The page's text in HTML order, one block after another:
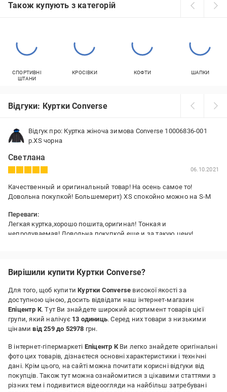
Також купують з категорій
СПОРТИВНІ
ШТАНИ
КРОСІВКИ КОФТИ ШАПКИ
Відгуки: Куртки Converse
Відгук про: Куртка жіноча зимова Converse 10006836-001
р.XS чорна
Светлана
06.10.2021
Качественный и оригинальный товар! На осень самое то!
Довольна покупкой! Большемерит) XS спокойно можно на S-M
Переваги:
Легкая куртка,хорошо пошита,оригинал! Тонкая и
непродуваемая! Довольна покупкой,еще и за такую цену!
Вирішили купити Куртки Converse?
Для того, щоб купитиКуртки Converse високої якості за
доступною ціною, досить відвідати наш інтернет-магазин
Епіцентр К. Тут Ви знайдете широкий асортимент товарів цієї
групи, який налічує 13 одиниць. Серед них товари з низькими
цінамивід 259 до 52978 грн.
В інтернет-гіпермаркеті Епіцентр КВи легко знайдете оригінальні
фото цих товарів, дізнаєтеся основні характеристики і технічні
дані. Крім цього, на сайті можна почитати корисні відгуки від
покупців. Також тут можна ознайомитися з цікавими статтями з
різних тем і подивитися відеоогляди на найбільш затребувані